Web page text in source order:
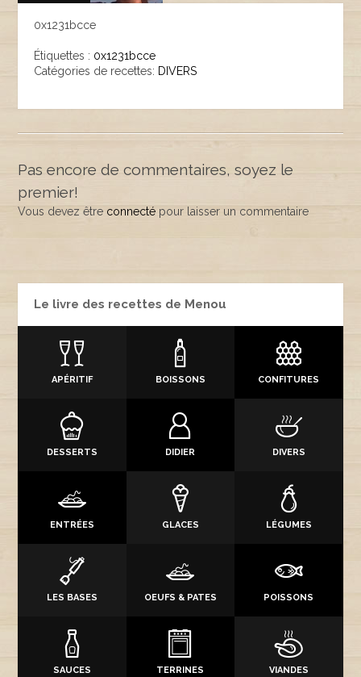
0x1231bcce
Étiquettes : 0x1231bcce
Catégories de recettes: DIVERS
Pas encore de commentaires, soyez le
premier!
Vous devez être connecté pour laisser un commentaire
Le livre des recettes de Menou
APÉRITIF BOISSONS CONFITURES
DESSERTS DIDIER DIVERS
ENTRÉES GLACES LÉGUMES
LES BASES OEUFS & PATES POISSONS
SAUCES TERRINES VIANDES